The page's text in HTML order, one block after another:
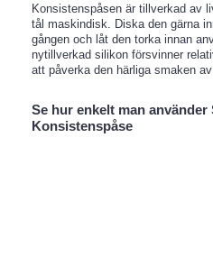
Konsistenspåsen är tillverkad av
tål maskindisk. Diska den gärna
gången och låt den torka innan
nytillverkad silikon försvinner
att påverka den härliga smaken av
Se hur enkelt man använder
Konsistenspåse